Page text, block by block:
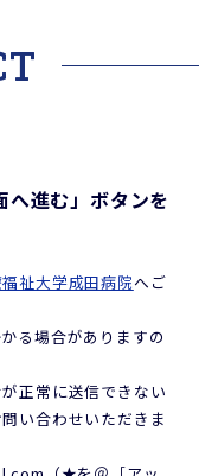
へ進む」ボタンを
祉大学成田病院へご
る場合がありますの
正常に送信できない
い合わせいただきま